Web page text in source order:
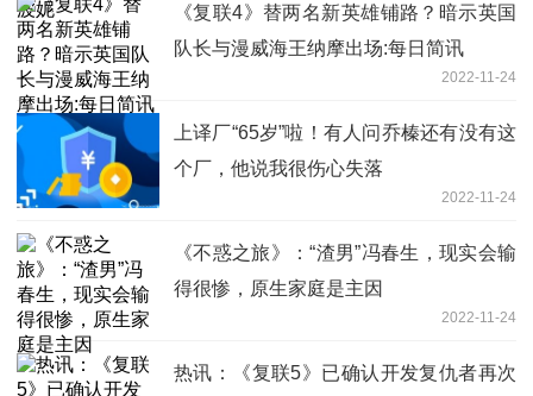
《复联4》替两名新英雄铺路？暗示英国
队长与漫威海王纳摩出场:每日简讯
2022-11-24
上译厂“65岁”啦！有人问乔榛还有没有这
个厂，他说我很伤心失落
2022-11-24
《不惑之旅》：“渣男”冯春生，现实会输
得很惨，原生家庭是主因
2022-11-24
热讯：《复联5》已确认开发复仇者再次